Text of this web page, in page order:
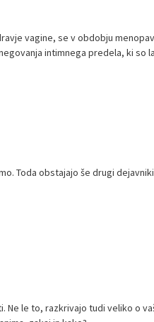
vagine, se v obdobju
intimnega predela, ki so
Toda obstajajo še drugi
Ne le to, razkrivajo tudi veliko o